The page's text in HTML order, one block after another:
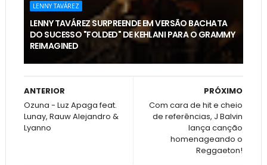
LENNY TAVÁREZ
LENNY TAVÁREZ SURPREENDE EM VERSÃO BACHATA
DO SUCESSO "FOLDED" DE KEHLANI PARA O GRAMMY
REIMAGINED
PRÓXIMO
Com cara de hit e cheio
de referências, J Balvin
lança canção
homenageando o
Reggaeton!
ANTERIOR
Ozuna - Luz Apaga feat.
Lunay, Rauw Alejandro &
Lyanno